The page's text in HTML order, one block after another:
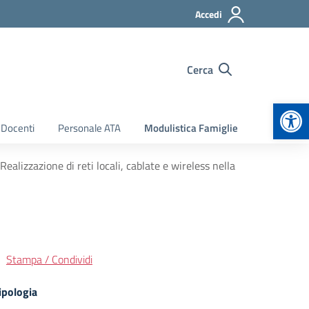
Accedi
Cerca
Personale ATA Modulistica Famiglie
di reti locali, cablate e wireless nella
Stampa / Condividi